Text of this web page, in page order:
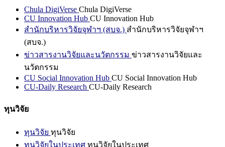
Chula DigiVerse Chula DigiVerse
CU Innovation Hub CU Innovation Hub
สำนักบริหารวิจัยจุฬาฯ (สบจ.) สำนักบริหารวิจัยจุฬาฯ
(สบจ.)
ข่าวสารงานวิจัยและนวัตกรรม ข่าวสารงานวิจัยและ
นวัตกรรม
CU Social Innovation Hub CU Social Innovation Hub
CU-Daily Research CU-Daily Research
ทุนวิจัย
ทุนวิจัย ทุนวิจัย
ทุนวิจัยในประเทศ ทุนวิจัยในประเทศ